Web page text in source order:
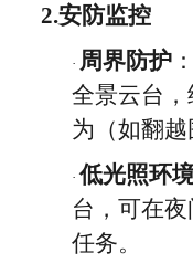
2.安防监控
· 周界防护
全景云台，
为（如翻越
·低光照环
台，可在
任务。